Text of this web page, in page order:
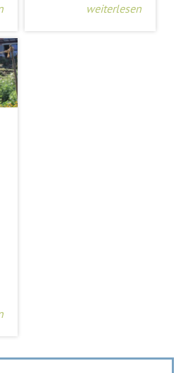
weiterlesen